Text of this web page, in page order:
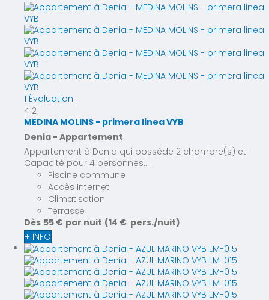
1 Évaluation
4 2
MEDINA MOLINS - primera linea VYB
Denia - Appartement
Appartement à Denia qui possède 2 chambre(s) et
Capacité pour 4 personnes....
Piscine commune
Accès Internet
Climatisation
Terrasse
Dès 55 € par nuit (14 € pers./nuit)
+ INFO